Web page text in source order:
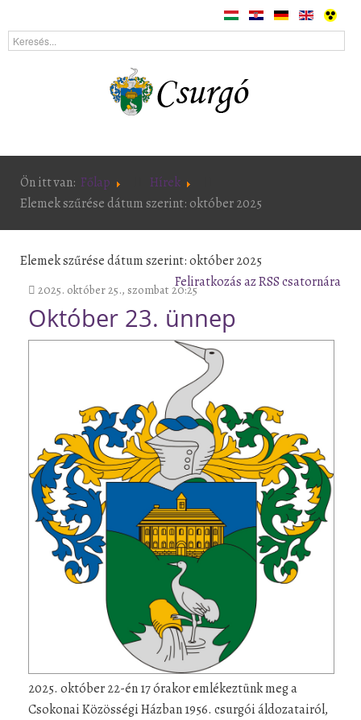
Ön itt van: Főlap
Hírek
Elemek szűrése dátum szerint: október 2025
Elemek szűrése dátum szerint: október 2025
Feliratkozás az RSS csatornára
2025. október 25., szombat 20:25
Október 23. ünnep
2025. október 22-én 17 órakor emlékeztünk meg a
Csokonai Közösségi Házban 1956. csurgói áldozatairól,